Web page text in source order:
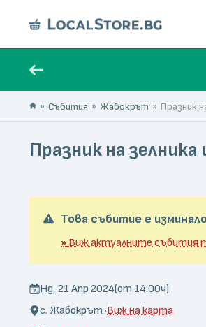
Събития Жабокрът Празник
Празник на
Това събитие е изминало
»Виж актуалните събития
Нд, 21 Апр 2024(от 14:00ч)
с. Жабокрът ·Виж на карта